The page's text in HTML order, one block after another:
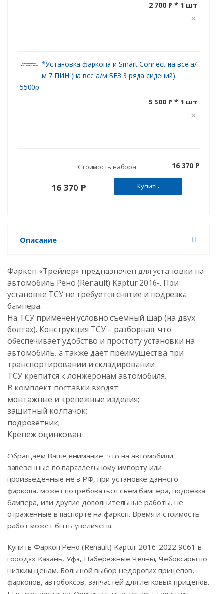
2 700 P * 1 шт
*Установка фаркопа и Smart Connect на все а/
м 7 ПИН (на все а/м БЕЗ 3 ряда сидений).
5500р
5 500 P * 1 шт
Стоимость набора: 16 370 P
16 370 P Купить
Описание
Фаркоп «Трейлер» предназначен для установки на
автомобиль Рено (Renault) Kaptur 2016-. При
установке ТСУ не требуется снятие и подрезка
бампера.
На ТСУ применен условно съемный шар (на двух
болтах). Конструкция ТСУ – разборная, что
обеспечивает удобство и простоту установки на
автомобиль, а также дает преимущества при
транспортировании и складировании.
ТСУ крепится к лонжеронам автомобиля.
В комплект поставки входят:
монтажные и крепежные изделия;
защитный колпачок;
подрозетник;
Крепеж оцинкован.
Обращаем Ваше внимание, что на автомобили
завезенные по параллельному импорту или
произведенные не в РФ, при установке данного
фаркопа, может потребоваться съем бампера, подрезка
бампера, или другие дополнительные работы, не
отраженные в паспорте на фаркоп. Время и стоимость
работ может быть увеличена.
Купить Фаркоп Рено (Renault) Kaptur 2016-2022 9061 в
городах Казань, Уфа, Набережные Челны, Чебоксары по
низким ценам. Большой выбор недорогих прицепов,
фаркопов, автобоксов, запчастей для легковых прицепов.